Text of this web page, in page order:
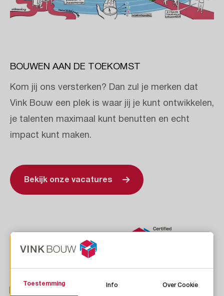
BOUWEN AAN DE TOEKOMST
Kom jij ons versterken? Dan zul je merken dat
Vink Bouw een plek is waar jij je kunt ontwikkelen,
je talenten maximaal kunt benutten en echt
impact kunt maken.
Bekijk onze vacatures
Toestemming Info Over Cookie